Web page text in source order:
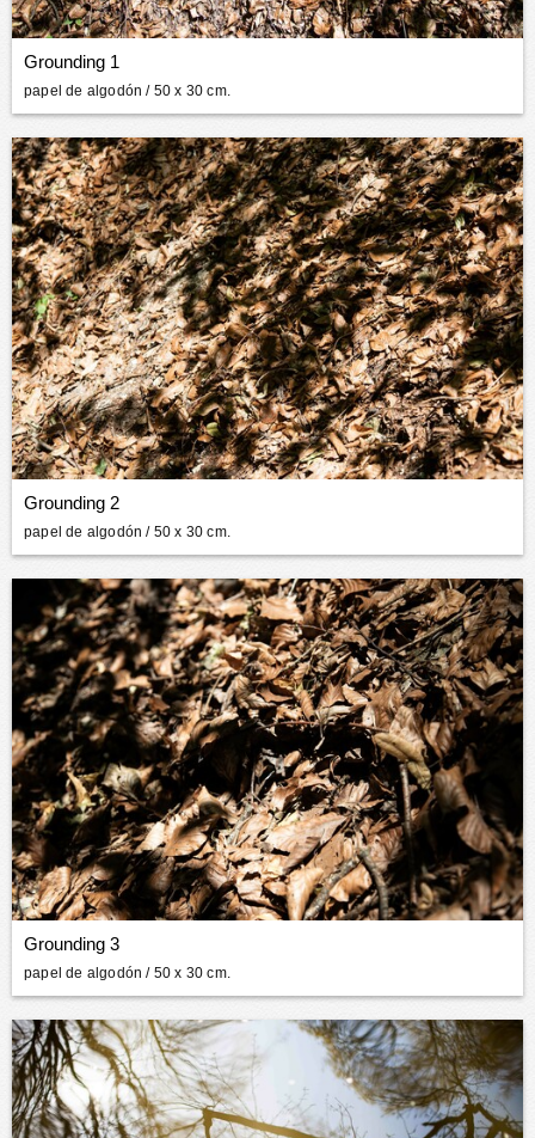
Grounding 1
papel de algodón / 50 x 30 cm.
Grounding 2
papel de algodón / 50 x 30 cm.
Grounding 3
papel de algodón / 50 x 30 cm.